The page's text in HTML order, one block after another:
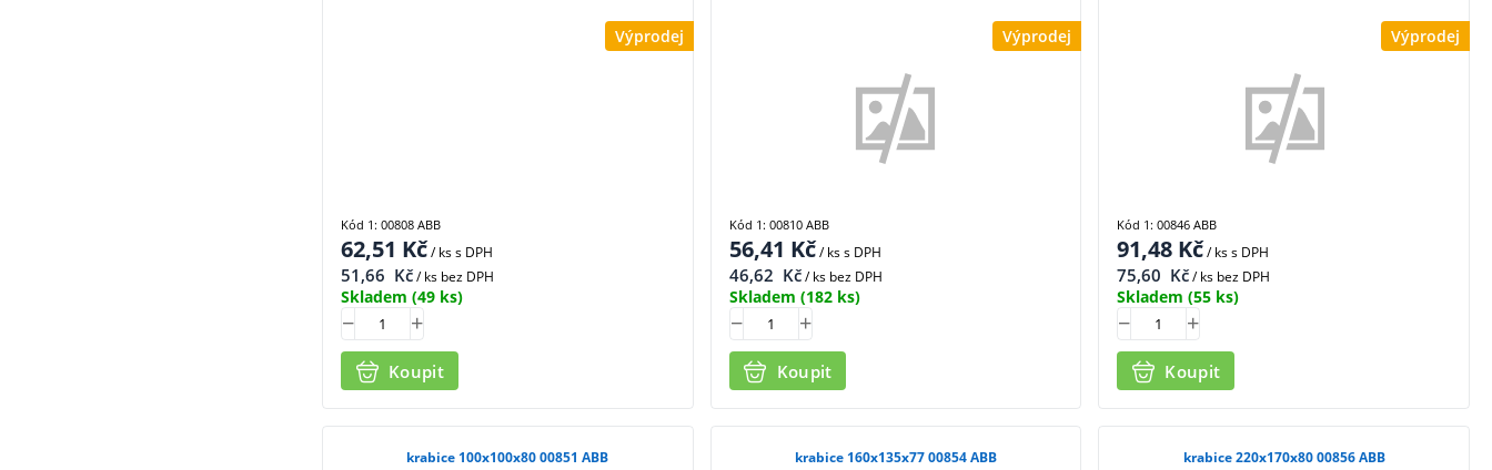
Výprodej
62,51 Kč/ kss DPH
51,66 Kč/ ks bez DPH
Skladem (49 ks)
Koupit
Kód 1: 00808 ABB
Výprodej
56,41 Kč/ kss DPH
46,62 Kč/ ks bez DPH
Skladem (182 ks)
Koupit
Kód 1: 00810 ABB
Výprodej
91,48 Kč/ kss DPH
75,60 Kč/ ks bez DPH
Skladem (55 ks)
Koupit
Kód 1: 00846 ABB
krabice 100x100x80 00851 ABB krabice 160x135x77 00854 ABB krabice 220x170x80 00856 ABB